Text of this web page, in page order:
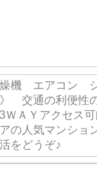
機 エアコン シ
交通の利便性
ＷＡＹアクセス
の人気マンショ
をどうぞ♪